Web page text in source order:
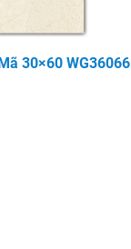
30×60 WG36066